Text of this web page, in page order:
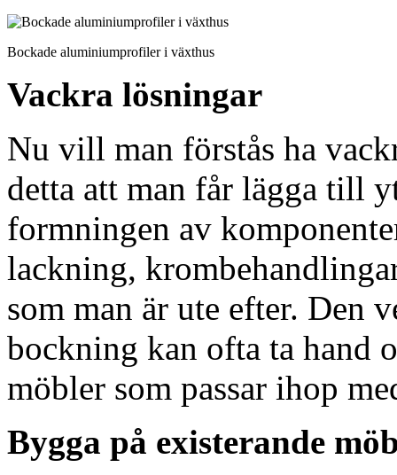
Bockade aluminiumprofiler i växthus
Vackra lösningar
Nu vill man förstås ha
detta att man får lägga till
formningen av
lackning,
som man är ute efter. Den
bockning kan ofta ta hand
möbler som passar ihop
Bygga på existerande